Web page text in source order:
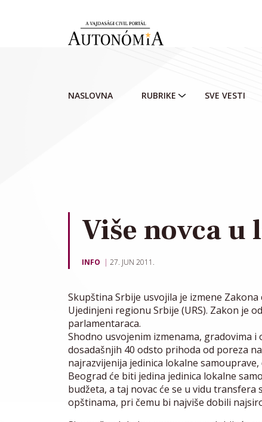
NASLOVNA RUBRIKE SVE VESTI
Više novca
INFO 27. JUN 2011.
Skupština Srbije usvojila je izmene
Ujedinjeni regionu Srbije (URS). Zakon je
parlamentaraca.
Shodno usvojenim izmenama, gradovima
dosadašnjih 40 odsto prihoda od poreza
najrazvijenija jedinica lokalne
Beograd će biti jedina jedinica lokalne
budžeta, a taj novac će se u vidu
opštinama, pri čemu bi najviše dobili